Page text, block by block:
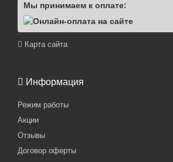
Мы принимаем к оплате:
Карта сайта
Информация
Режим работы
Акции
Отзывы
Договор оферты